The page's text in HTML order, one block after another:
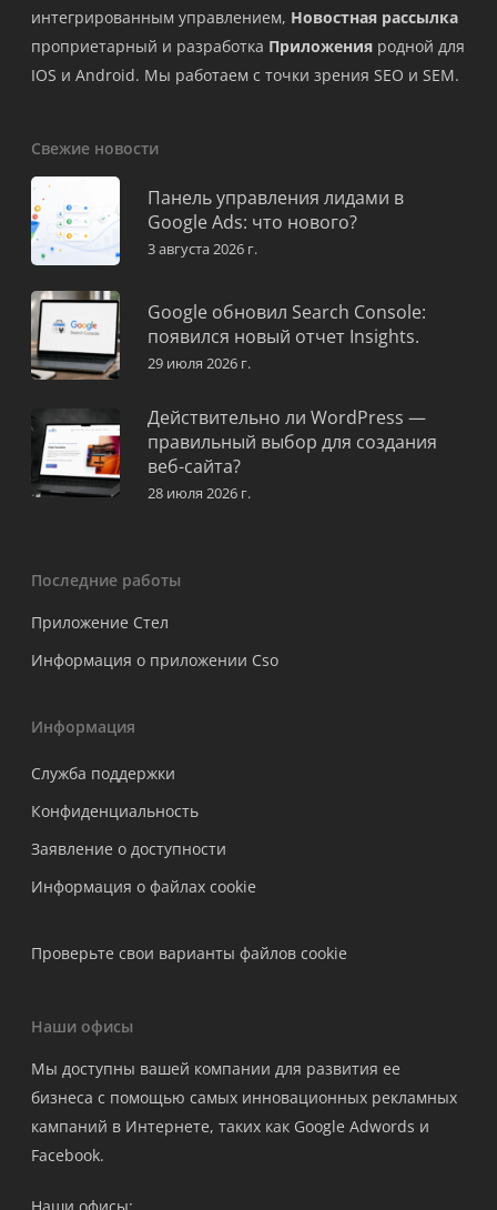
интегрированным управлением, Новостная рассылка
проприетарный и разработка Приложения родной для
IOS и Android. Мы работаем с точки зрения SEO и SEM.
Свежие новости
Панель управления лидами в
Google Ads: что нового?
3 августа 2026 г.
Google обновил Search Console:
появился новый отчет Insights.
29 июля 2026 г.
Действительно ли WordPress —
правильный выбор для создания
веб-сайта?
28 июля 2026 г.
Последние работы
Приложение Стел
Информация о приложении Cso
Информация
Служба поддержки
Конфиденциальность
Заявление о доступности
Информация о файлах cookie
Проверьте свои варианты файлов cookie
Наши офисы
Мы доступны вашей компании для развития ее
бизнеса с помощью самых инновационных рекламных
кампаний в Интернете, таких как Google Adwords и
Facebook.